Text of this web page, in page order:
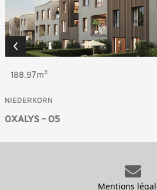
188.97m²
NIEDERKORN
OXALYS - O5
Mentions